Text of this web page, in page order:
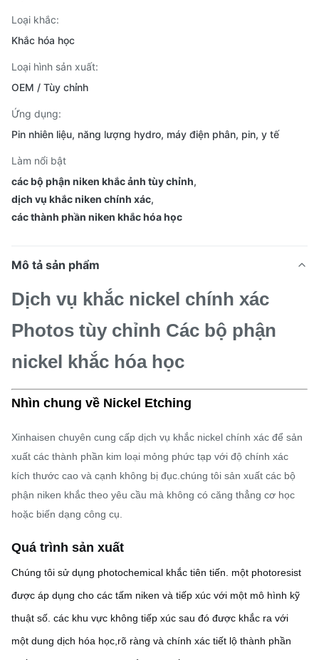
Loại khắc:
Khắc hóa học
Loại hình sản xuất:
OEM / Tùy chỉnh
Ứng dụng:
Pin nhiên liệu, năng lượng hydro, máy điện phân, pin, y tế
Làm nổi bật
các bộ phận niken khắc ảnh tùy chỉnh,
dịch vụ khắc niken chính xác,
các thành phần niken khắc hóa học
Mô tả sản phẩm
Dịch vụ khắc nickel chính xác
Photos tùy chỉnh Các bộ phận
nickel khắc hóa học
Nhìn chung về Nickel Etching
Xinhaisen chuyên cung cấp dịch vụ khắc nickel chính xác để sản
xuất các thành phần kim loại mỏng phức tạp với độ chính xác
kích thước cao và cạnh không bị đục.chúng tôi sản xuất các bộ
phận niken khắc theo yêu cầu mà không có căng thẳng cơ học
hoặc biến dạng công cụ.
Quá trình sản xuất
Chúng tôi sử dụng photochemical khắc tiên tiến. một photoresist
được áp dụng cho các tấm niken và tiếp xúc với một mô hình kỹ
thuật số. các khu vực không tiếp xúc sau đó được khắc ra với
một dung dịch hóa học,rõ ràng và chính xác tiết lộ thành phần